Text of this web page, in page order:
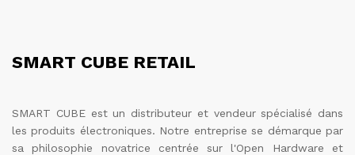
SMART CUBE RETAIL
SMART CUBE est un distributeur et vendeur spécialisé dans
les produits électroniques. Notre entreprise se démarque par
sa philosophie novatrice centrée sur l'Open Hardware et